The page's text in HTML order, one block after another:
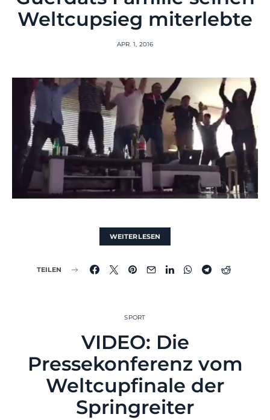
Weltcupsieg miterlebte
APR. 1, 2016
WEITERLESEN
TEILEN
SPORT
VIDEO: Die
Pressekonferenz vom
Weltcupfinale der
Springreiter